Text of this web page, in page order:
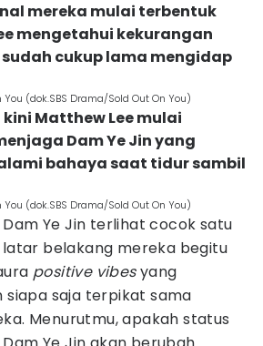
mereka mulai terbentuk
mengetahui kekurangan
sudah cukup lama mengidap
(dok.SBS Drama/Sold Out On You)
kini Matthew Lee mulai
Dam Ye Jin yang
bahaya saat tidur sambil
(dok.SBS Drama/Sold Out On You)
Ye Jin terlihat cocok satu
belakang mereka begitu
positive vibesyang
siapa saja terpikat sama
Menurutmu, apakah status